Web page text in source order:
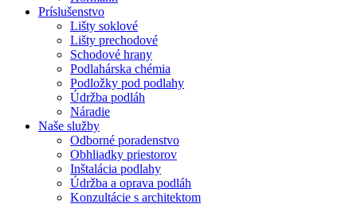
Príslušenstvo
Lišty soklové
Lišty prechodové
Schodové hrany
Podlahárska chémia
Podložky pod podlahy
Údržba podláh
Náradie
Naše služby
Odborné poradenstvo
Obhliadky priestorov
Inštalácia podlahy
Údržba a oprava podláh
Konzultácie s architektom